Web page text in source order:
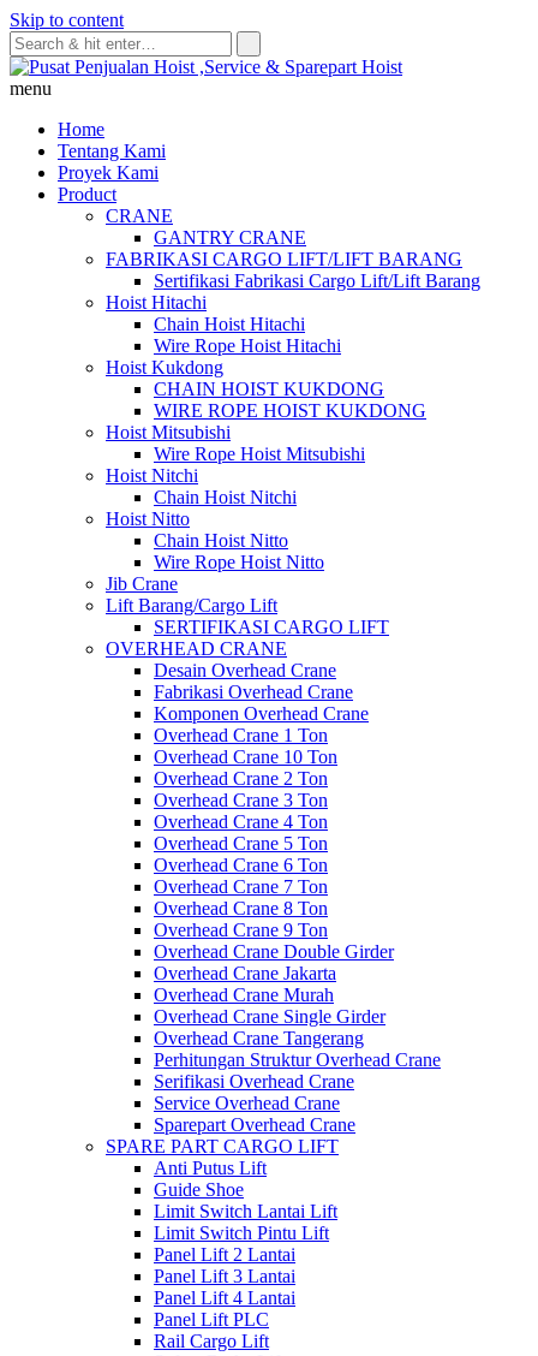
Skip to content
menu
Home
Tentang Kami
Proyek Kami
Product
CRANE
GANTRY CRANE
FABRIKASI CARGO LIFT/LIFT BARANG
Sertifikasi Fabrikasi Cargo Lift/Lift Barang
Hoist Hitachi
Chain Hoist Hitachi
Wire Rope Hoist Hitachi
Hoist Kukdong
CHAIN HOIST KUKDONG
WIRE ROPE HOIST KUKDONG
Hoist Mitsubishi
Wire Rope Hoist Mitsubishi
Hoist Nitchi
Chain Hoist Nitchi
Hoist Nitto
Chain Hoist Nitto
Wire Rope Hoist Nitto
Jib Crane
Lift Barang/Cargo Lift
SERTIFIKASI CARGO LIFT
OVERHEAD CRANE
Desain Overhead Crane
Fabrikasi Overhead Crane
Komponen Overhead Crane
Overhead Crane 1 Ton
Overhead Crane 10 Ton
Overhead Crane 2 Ton
Overhead Crane 3 Ton
Overhead Crane 4 Ton
Overhead Crane 5 Ton
Overhead Crane 6 Ton
Overhead Crane 7 Ton
Overhead Crane 8 Ton
Overhead Crane 9 Ton
Overhead Crane Double Girder
Overhead Crane Jakarta
Overhead Crane Murah
Overhead Crane Single Girder
Overhead Crane Tangerang
Perhitungan Struktur Overhead Crane
Serifikasi Overhead Crane
Service Overhead Crane
Sparepart Overhead Crane
SPARE PART CARGO LIFT
Anti Putus Lift
Guide Shoe
Limit Switch Lantai Lift
Limit Switch Pintu Lift
Panel Lift 2 Lantai
Panel Lift 3 Lantai
Panel Lift 4 Lantai
Panel Lift PLC
Rail Cargo Lift